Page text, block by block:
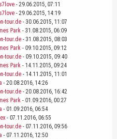
- 29.06.2015, 07:11
- 29.06.2015, 14:19
tour.de - 30.06.2015, 11:07
Park - 31.08.2015, 06:09
tour.de - 31.08.2015, 08:03
Park - 09.10.2015, 09:12
tour.de - 09.10.2015, 09:40
Park - 14.11.2015, 09:24
tour.de - 14.11.2015, 11:01
- 20.08.2016, 14:26
tour.de - 20.08.2016, 16:42
Park - 01.09.2016, 00:27
- 01.09.2016, 06:54
- 07.11.2016, 06:55
tour.de - 07.11.2016, 09:56
- 07.11.2016, 12:50